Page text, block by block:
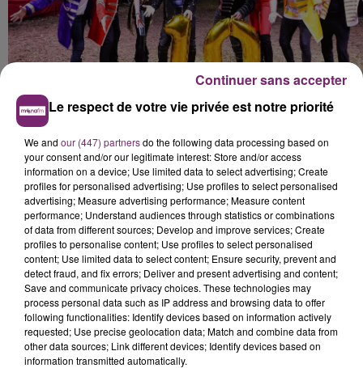
https://www.facebook.com/CollectifMetisseOff/
http://collectif-metisse.com/
LES AUTRES JEUX >
Le respect de votre vie privée est notre priorité
We and our (447) partnersdo the following data processing based on
your consent and/or our legitimate interest: Store and/or access
information on a device; Use limited data to select advertising; Create
profiles for personalised advertising; Use profiles to select personalised
advertising; Measure advertising performance; Measure content
performance; Understand audiences through statistics or combinations
of data from different sources; Develop and improve services; Create
profiles to personalise content; Use profiles to select personalised
content; Use limited data to select content; Ensure security, prevent and
detect fraud, and fix errors; Deliver and present advertising and content;
Save and communicate privacy choices. These technologies may
process personal data such as IP address and browsing data to offer
following functionalities: Identify devices based on information actively
requested; Use precise geolocation data; Match and combine data from
other data sources; Link different devices; Identify devices based on
information transmitted automatically.
Continuer sans accepter